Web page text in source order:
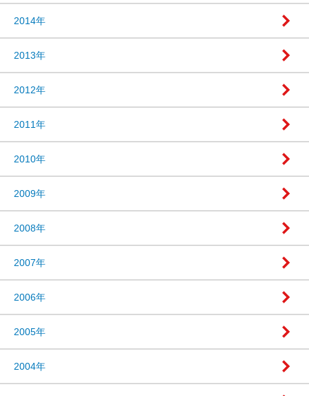
2014年
2013年
2012年
2011年
2010年
2009年
2008年
2007年
2006年
2005年
2004年